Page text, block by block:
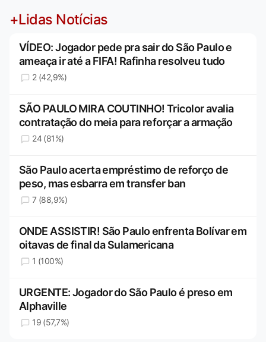
+Lidas Notícias
VÍDEO: Jogador pede pra sair do São Paulo e
ameaça ir até a FIFA! Rafinha resolveu tudo
2 (42,9%)
SÃO PAULO MIRA COUTINHO! Tricolor avalia
contratação do meia para reforçar a armação
24 (81%)
São Paulo acerta empréstimo de reforço de
peso, mas esbarra em transfer ban
7 (88,9%)
ONDE ASSISTIR! São Paulo enfrenta Bolívar em
oitavas de final da Sulamericana
1 (100%)
URGENTE: Jogador do São Paulo é preso em
Alphaville
19 (57,7%)